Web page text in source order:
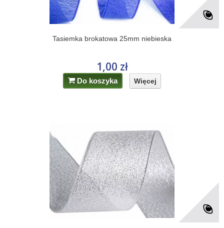
Tasiemka brokatowa 25mm niebieska
1,00 zł
Do koszyka Więcej